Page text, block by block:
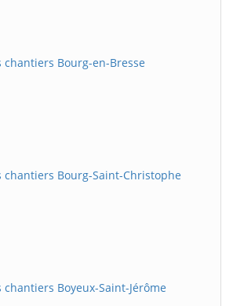
chantiers Bourg-en-Bresse
chantiers Bourg-Saint-Christophe
chantiers Boyeux-Saint-Jérôme